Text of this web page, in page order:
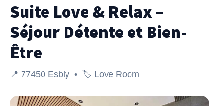
Suite Love & Relax –
Séjour Détente et Bien-
Être
📍 77450 Esbly • 🏷️ Love Room